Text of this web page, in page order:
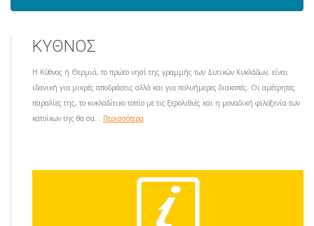
ΚΥΘΝΟΣ
Η Κύθνος ή Θερμιά, το πρώτο νησί της γραμμής των Δυτικών Κυκλάδων, είναι
ιδανική για μικρές αποδράσεις αλλά και για πολυήμερες διακοπές. Οι αμέτρητες
παραλίες της, το κυκλαδίτικο τοπίο με τις ξερολιθιές και η μοναδική φιλοξενία των
κατοίκων της θα σα... Περισσότερα